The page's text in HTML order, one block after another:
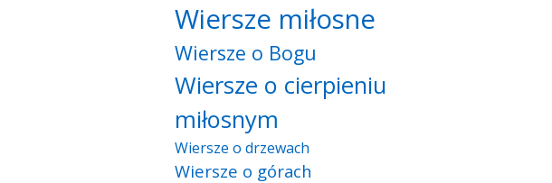
Wiersze miłosne
Wiersze o Bogu
Wiersze o cierpieniu
miłosnym
Wiersze o drzewach
Wiersze o górach